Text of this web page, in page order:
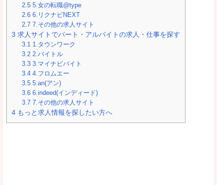
2.5 5.女の転職@type
2.6 6.リクナビNEXT
2.7 7.その他の求人サイト
3 求人サイトでパート・アルバイトの求人・仕事を探す
3.1 1.タウンワーク
3.2 2.バイトル
3.3 3.マイナビバイト
3.4 4.フロムエー
3.5 5.an(アン)
3.6 6.indeed(インディード)
3.7 7.その他の求人サイト
4 もっと求人情報を探したい方へ